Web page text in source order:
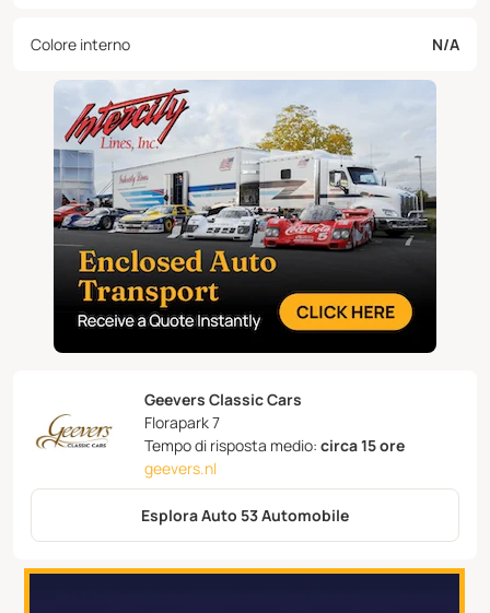
Colore interno N/A
Geevers Classic Cars
Florapark 7
Tempo di risposta medio: circa 15 ore
geevers.nl
Esplora Auto 53 Automobile